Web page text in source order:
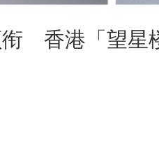
香港「望星